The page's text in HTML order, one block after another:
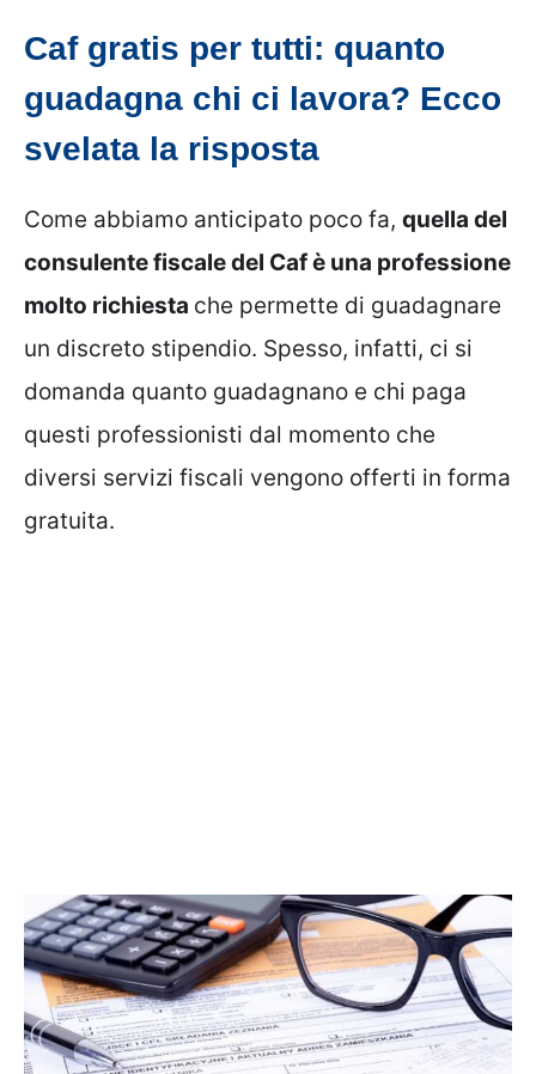
Caf gratis per tutti: quanto
guadagna chi ci lavora? Ecco
svelata la risposta
Come abbiamo anticipato poco fa, quella del
consulente fiscale del Caf è una professione
molto richiesta che permette di guadagnare
un discreto stipendio. Spesso, infatti, ci si
domanda quanto guadagnano e chi paga
questi professionisti dal momento che
diversi servizi fiscali vengono offerti in forma
gratuita.